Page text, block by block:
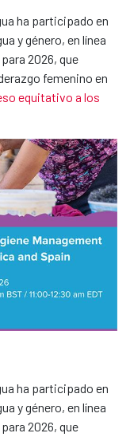
ha participado en
y género, en línea
2026, que
femenino en
equitativo a los
ha participado en
y género, en línea
2026, que